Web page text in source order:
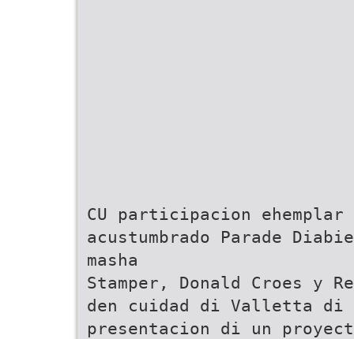
CU participacion
acustumbrado Parade
masha
Stamper, Donald Croes y
den cuidad di Valletta di
presentacion di un